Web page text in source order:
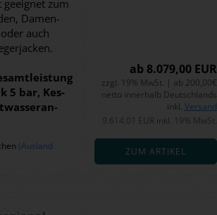
zum
Da­men­
auch
5 bar, Kes­
(Ausland
ab 8.079,00 EUR
zzgl. 19% MwSt. | ab 200,00€
netto innerhalb Deutschlands
inkl. Versand
9.614,01 EUR inkl. 19% MwSt.
ZUM ARTIKEL